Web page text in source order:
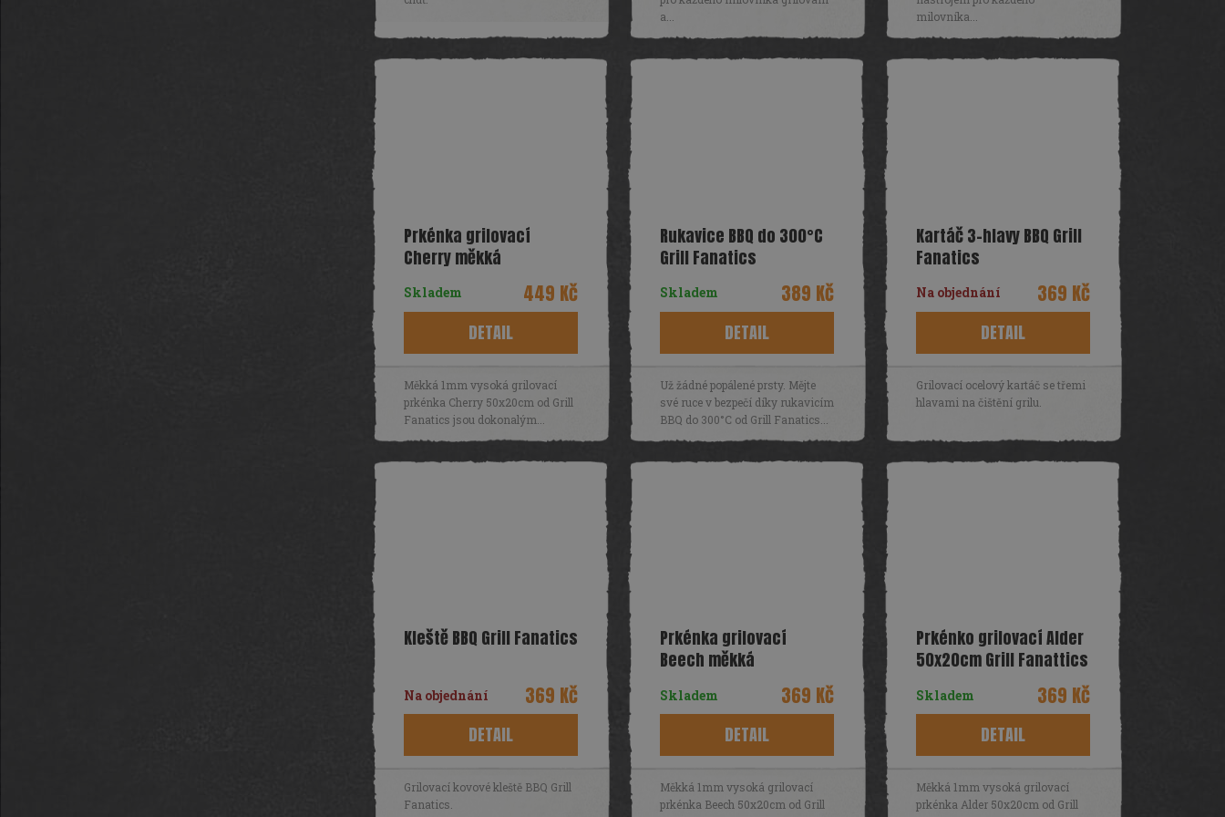
a...
milovníka...
Prkénka grilovací
Cherry měkká
50x20cm/5ks Grill
Fanatics
Skladem 449 Kč
DETAIL
Měkká 1mm vysoká grilovací
prkénka Cherry 50x20cm od Grill
Fanatics jsou dokonalým...
Rukavice BBQ do 300°C
Grill Fanatics
Skladem 389 Kč
DETAIL
Už žádné popálené prsty. Mějte
své ruce v bezpečí díky rukavicím
BBQ do 300°C od Grill Fanatics...
Kartáč 3-hlavy BBQ Grill
Fanatics
Na objednání 369 Kč
DETAIL
Grilovací ocelový kartáč se třemi
hlavami na čištění grilu.
Kleště BBQ Grill Fanatics
Na objednání 369 Kč
DETAIL
Grilovací kovové kleště BBQ Grill
Fanatics.
Prkénka grilovací
Beech měkká
50x20cm/5ks Grill
Fanatics
Skladem 369 Kč
DETAIL
Měkká 1mm vysoká grilovací
prkénka Beech 50x20cm od Grill
Prkénko grilovací Alder
50x20cm Grill Fanattics
Skladem 369 Kč
DETAIL
Měkká 1mm vysoká grilovací
prkénka Alder 50x20cm od Grill